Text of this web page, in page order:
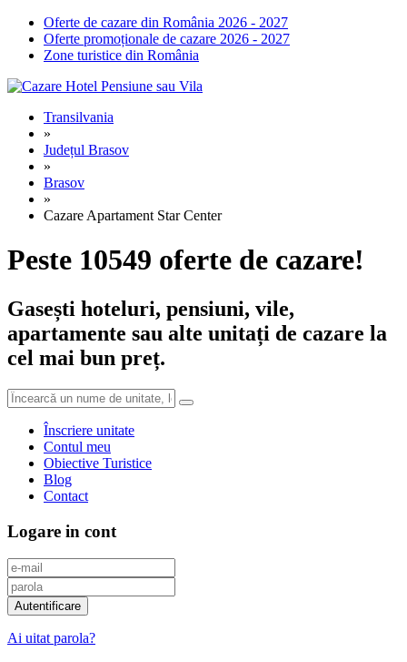
Oferte de cazare din România 2026 - 2027
Oferte promoționale de cazare 2026 - 2027
Zone turistice din România
Transilvania
»
Județul Brasov
»
Brasov
»
Cazare Apartament Star Center
Peste 10549 oferte de cazare!
Gasești hoteluri, pensiuni, vile,
apartamente sau alte unitați de cazare la
cel mai bun preț.
Înscriere unitate
Contul meu
Obiective Turistice
Blog
Contact
Logare in cont
Ai uitat parola?